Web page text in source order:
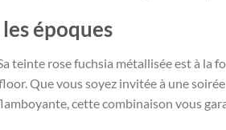
époques
teinte rose fuchsia métallisée est à
Que vous soyez invitée à une
cette combinaison vous